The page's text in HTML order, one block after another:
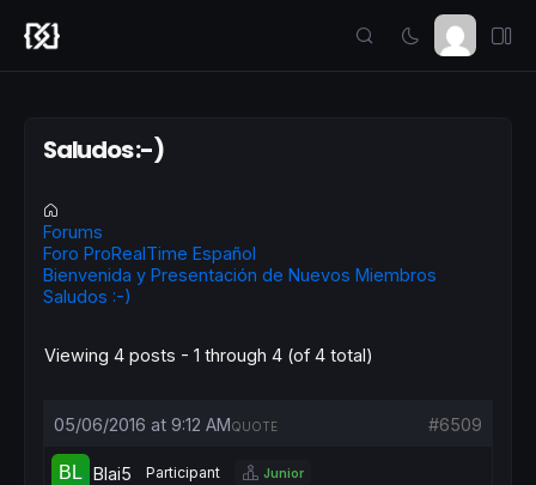
Saludos :-)
Forums
Foro ProRealTime Español
Bienvenida y Presentación de Nuevos Miembros
Saludos :-)
Viewing 4 posts - 1 through 4 (of 4 total)
05/06/2016 at 9:12 AM #6509
QUOTE
Blai5 Participant Junior